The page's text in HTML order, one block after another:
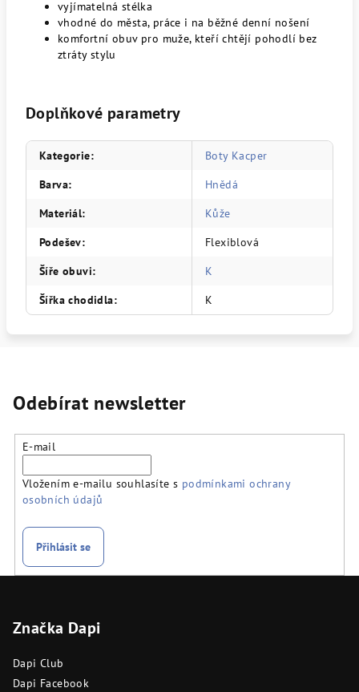
vyjímatelná stélka
vhodné do města, práce i na běžné denní nošení
komfortní obuv pro muže, kteří chtějí pohodlí bez
ztráty stylu
Doplňkové parametry
Kategorie:
Boty Kacper
Barva:
Hnědá
Materiál:
Kůže
Podešev:
Flexiblová
Šíře obuvi:
K
Šířka chodidla: K
Odebírat newsletter
E-mail
Vložením e-mailu souhlasíte s podmínkami ochrany
osobních údajů
Přihlásit se
Značka Dapi
Dapi Club
Dapi Facebook